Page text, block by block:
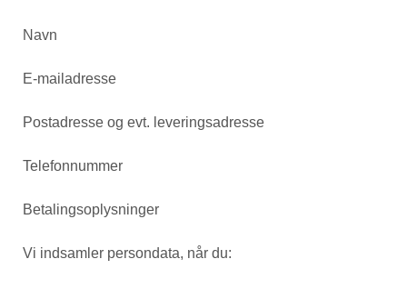
Navn
E-mailadresse
Postadresse og evt. leveringsadresse
Telefonnummer
Betalingsoplysninger
Vi indsamler persondata, når du: